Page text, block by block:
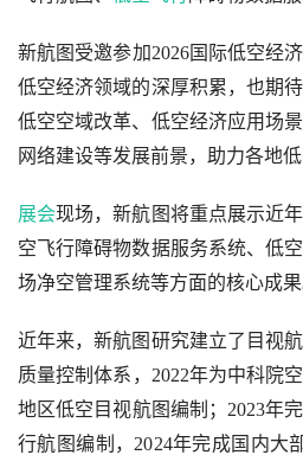
新航图受邀参加2026国际低空经
低空经济领域的深厚积累，也期
低空空域改革、低空经济应用场
网络建设等发展前景，助力各地低
展会现场，新航图将重点展示近
空飞行障碍物数据服务系统、低
场净空管理系统等方面的核心成果
近年来，新航图研究建立了目视
质量控制体系，2022年为中科院
地区低空目视航图编制；2023年
行航图编制，2024年完成国内大